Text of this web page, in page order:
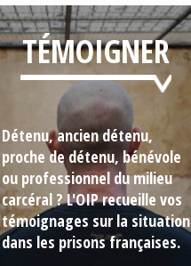
TÉMOIGNER
Détenu, ancien détenu,
proche de détenu, bénévole
ou professionnel du milieu
carcéral ? L'OIP recueille vos
témoignages sur la situation
dans les prisons françaises.